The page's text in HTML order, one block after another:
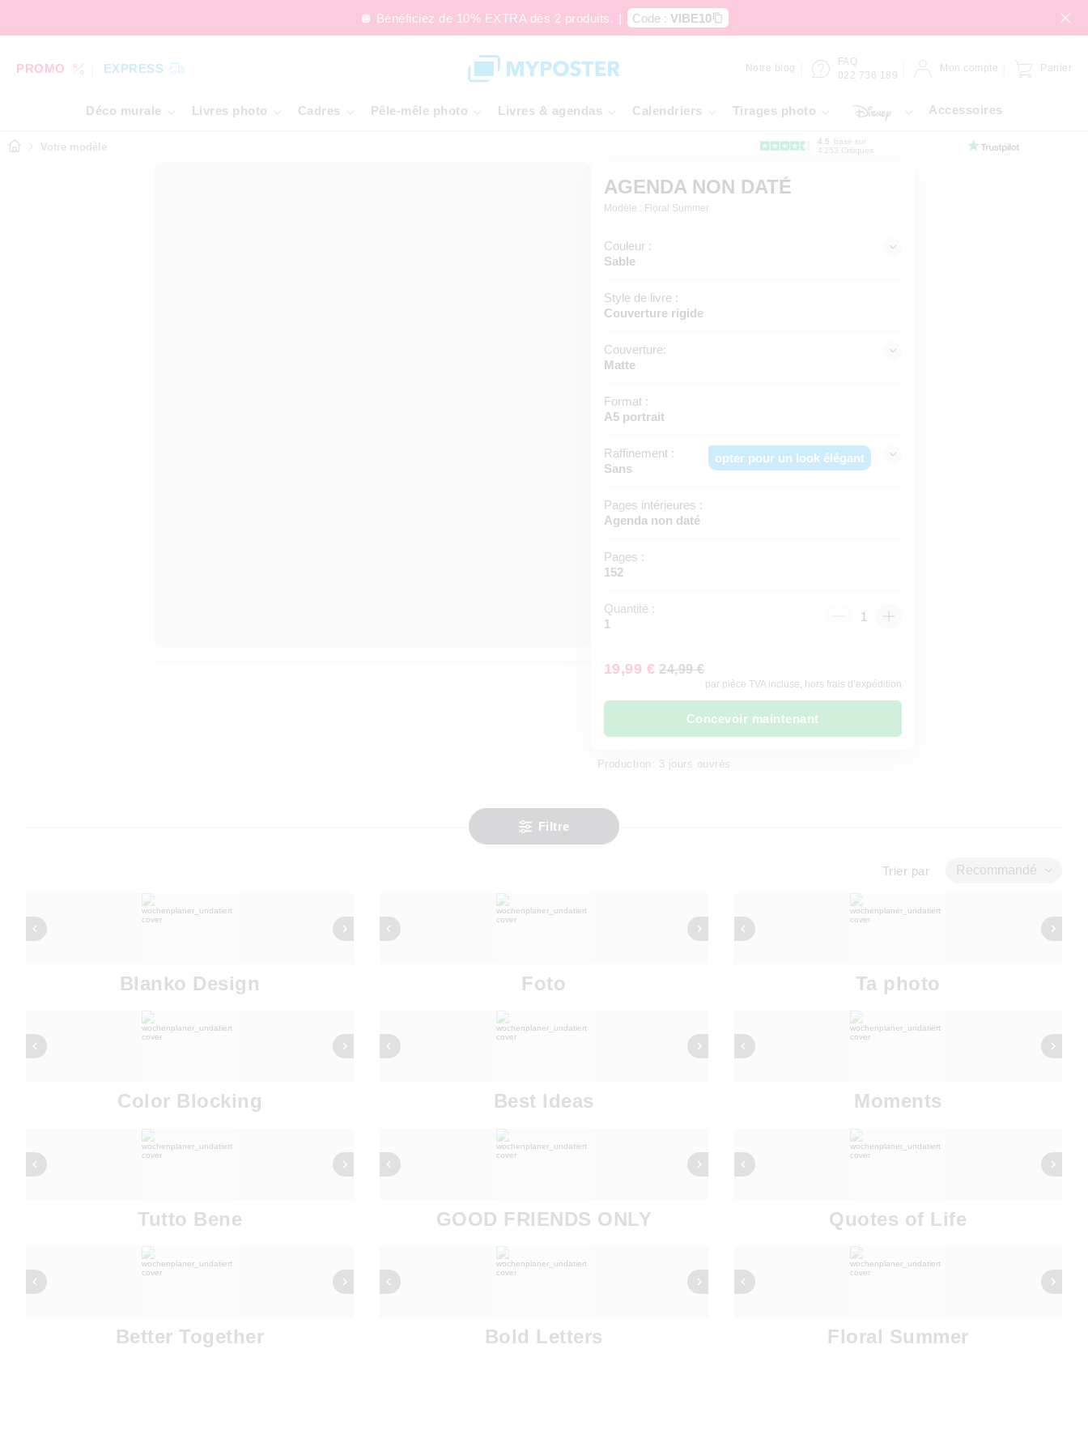
🪩 Bénéficiez de 10% EXTRA dès 2 produits. | Code : VIBE10
PROMO EXPRESS Notre blog
FAQ
022 736 189
Mon compte Panier
Déco murale Livres photo Cadres Pêle-mêle photo Livres & agendas Calendriers Tirages photo Accessoires
Votre modèle 4.5
basé sur
4 253 Critiques
AGENDA NON DATÉ
Modèle : Floral Summer
Couleur :
Sable
Style de livre :
Couverture rigide
Couverture:
Matte
Format :
A5 portrait
Raffinement :
Sans
opter pour un look élégant
Pages intérieures :
Agenda non daté
Pages :
152
Quantité :
1
19,99 € 24,99 €
par pièce TVA incluse, hors frais d’expédition
Concevoir maintenant
Production: 3 jours ouvrés
Filtre
Trier par Recommandé
Blanko Design Foto Ta photo
Color Blocking Best Ideas Moments
Tutto Bene GOOD FRIENDS ONLY Quotes of Life
Better Together Bold Letters Floral Summer